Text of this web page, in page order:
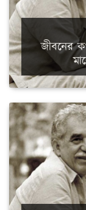
জীবনের